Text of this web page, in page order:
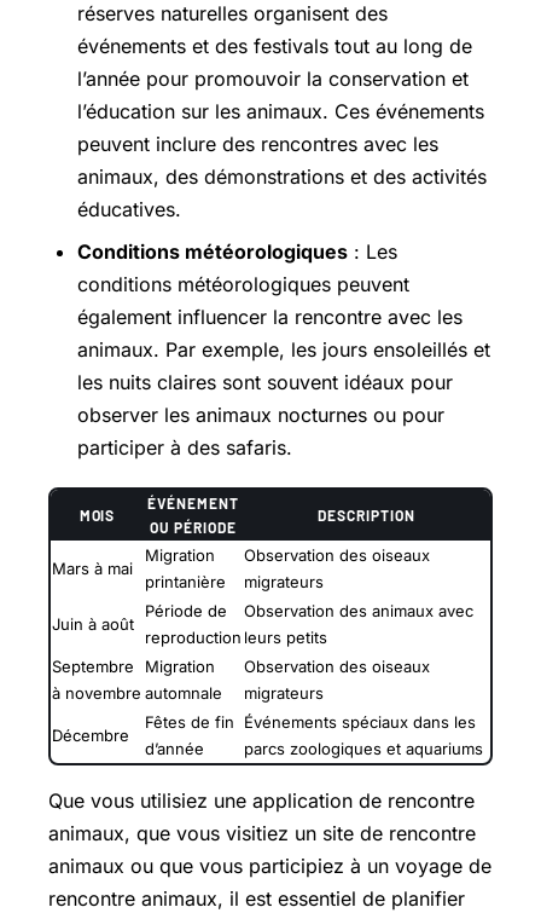
réserves naturelles organisent des
événements et des festivals tout au long de
l’année pour promouvoir la conservation et
l’éducation sur les animaux. Ces événements
peuvent inclure des rencontres avec les
animaux, des démonstrations et des activités
éducatives.
Conditions météorologiques : Les
conditions météorologiques peuvent
également influencer la rencontre avec les
animaux. Par exemple, les jours ensoleillés et
les nuits claires sont souvent idéaux pour
observer les animaux nocturnes ou pour
participer à des safaris.
MOIS
ÉVÉNEMENT
OU PÉRIODE
DESCRIPTION
Mars à mai
Migration
printanière
Observation des oiseaux
migrateurs
Juin à août
Période de
reproduction
Observation des animaux avec
leurs petits
Septembre
à novembre
Migration
automnale
Observation des oiseaux
migrateurs
Décembre
Fêtes de fin
d’année
Événements spéciaux dans les
parcs zoologiques et aquariums
Que vous utilisiez une application de rencontre
animaux, que vous visitiez un site de rencontre
animaux ou que vous participiez à un voyage de
rencontre animaux, il est essentiel de planifier